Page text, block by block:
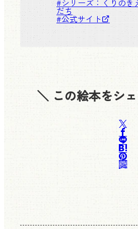
#シリーズ：くりのき
だち
#公式サイト
＼ この絵本をシ